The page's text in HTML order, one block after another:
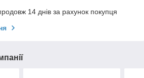
14 днів за рахунок покупця